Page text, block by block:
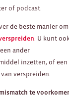
of podcast.
de beste manier
. U kunt
ander
inzetten, of een
verspreiden.
te